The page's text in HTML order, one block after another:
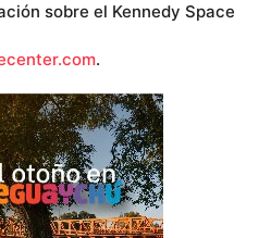
sobre el Kennedy Space
.